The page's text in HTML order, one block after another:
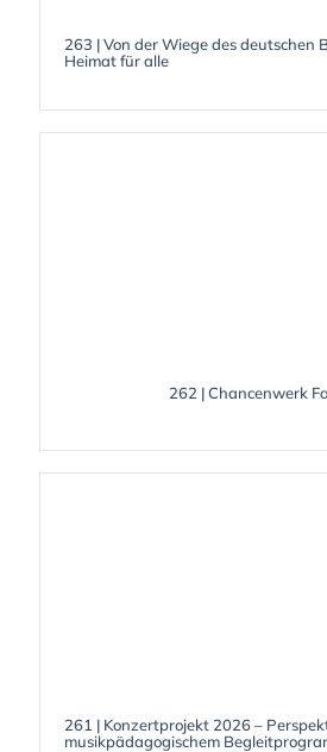
263 | Von der Wiege des deutschen
Heimat für alle
262 | Chancenwerk
261 | Konzertprojekt 2026 –
musikpädagogischem